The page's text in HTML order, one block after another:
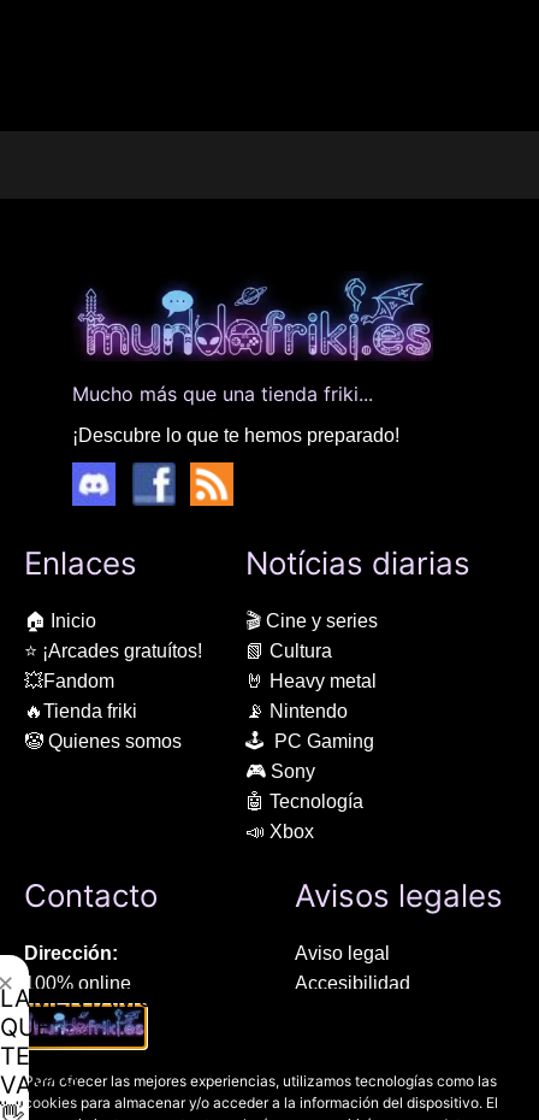
Para ofrecer las mejores experiencias, utilizamos tecnologías como las
cookies para almacenar y/o acceder a la información del dispositivo. El
Mucho más que una tienda friki...
¡Descubre lo que te hemos preparado!
Enlaces
🏠 Inicio
⭐ ¡Arcades gratuítos!
💥Fandom
🔥Tienda friki
🤡 Quienes somos
Notícias diarias
🎬 Cine y series
📗 Cultura
🤘 Heavy metal
📡 Nintendo
🕹 PC Gaming
🎮 Sony
🤖 Tecnología
📣 Xbox
Contacto
Dirección:
100% online
Manresa (08241), Barcelona
Chat Whatsapp (solo texto):
+34 689 800 662
Avisos legales
Aviso legal
Accesibilidad
Política de privacidad
LAMENTAMOS
QUE
TE
VAYAS